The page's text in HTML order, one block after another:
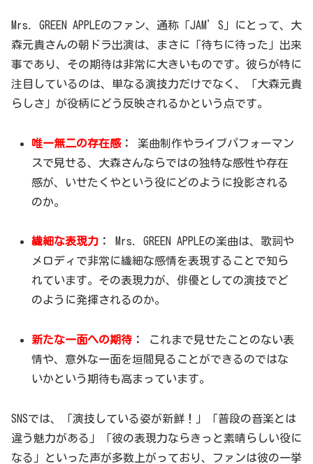
Mrs. GREEN APPLEのファン、通称「JAM’S」にとって、大
森元貴さんの朝ドラ出演は、まさに「待ちに待った」出来
事であり、その期待は非常に大きいものです。彼らが特に
注目しているのは、単なる演技力だけでなく、「大森元貴
らしさ」が役柄にどう反映されるかという点です。
唯一無二の存在感：
楽曲制作やライブパフォーマン
スで見せる、大森さんならではの独特な感性や存在
感が、いせたくやという役にどのように投影される
のか。
繊細な表現力 ：
Mrs. GREEN APPLEの楽曲は、歌詞や
メロディで非常に繊細な感情を表現することで知ら
れています。その表現力が、俳優としての演技でど
のように発揮されるのか。
新たな一面への期待 ：
これまで見せたことのない表
情や、意外な一面を垣間見ることができるのではな
いかという期待も高まっています。
SNSでは、「演技している姿が新鮮！」「普段の音楽とは
違う魅力がある」「彼の表現力ならきっと素晴らしい役に
なる」といった声が多数上がっており、ファンは彼の一挙